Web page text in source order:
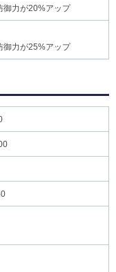
御力が20%アップ
御力が25%アップ